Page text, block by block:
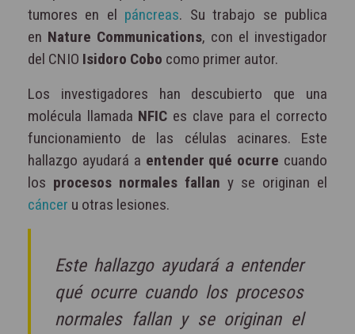
tumores en el páncreas. Su trabajo se publica
en Nature Communications, con el investigador
del CNIO Isidoro Cobo como primer autor.
Los investigadores han descubierto que una
molécula llamada NFIC es clave para el correcto
funcionamiento de las células acinares. Este
hallazgo ayudará a entender qué ocurre cuando
los procesos normales fallan y se originan el
cáncer u otras lesiones.
Este hallazgo ayudará a entender
qué ocurre cuando los procesos
normales fallan y se originan el